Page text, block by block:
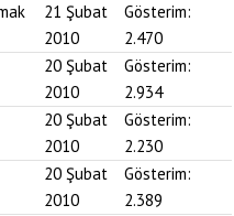
21 Şubat
2010
Gösterim:
2.470
20 Şubat
2010
Gösterim:
2.934
20 Şubat
2010
Gösterim:
2.230
20 Şubat
2010
Gösterim:
2.389